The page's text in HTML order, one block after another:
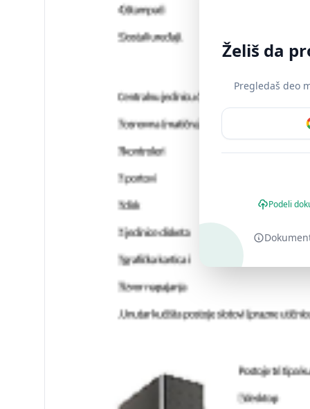
Želiš da
Pregledaš deo
Podeli